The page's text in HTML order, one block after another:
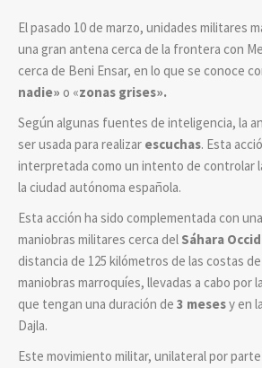
El pasado 10 de marzo, unidades militares
una gran antena cerca de la frontera con
cerca de Beni Ensar, en lo que se conoce
nadie» o «zonas grises».
Según algunas fuentes de inteligencia, la
ser usada para realizar escuchas. Esta
interpretada como un intento de controlar
la ciudad autónoma española.
Esta acción ha sido complementada con
maniobras militares cerca del Sáhara
distancia de 125 kilómetros de las costas de
maniobras marroquíes, llevadas a cabo por
que tengan una duración de 3 mesesy en
Dajla.
Este movimiento militar, unilateral por